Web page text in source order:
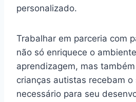
personalizado.
Trabalhar em parceria com
não só enriquece o
aprendizagem, mas
crianças autistas recebam
necessário para seu